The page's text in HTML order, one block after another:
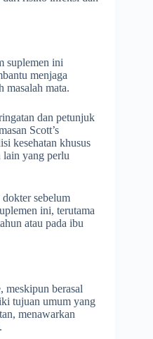
suplemen ini
menjaga
masalah mata.
dan petunjuk
Scott’s
kesehatan khusus
lain yang perlu
sebelum
ini, terutama
atau pada ibu
meskipun berasal
tujuan umum yang
menawarkan